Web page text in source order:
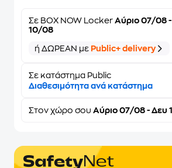
Σε BOX NOW Locker Αύριο 07/08
10/08
ή ΔΩΡΕΑΝ με Public+ delivery
Σε κατάστημα Public
Διαθεσιμότητα ανά κατάστημα
Στον χώρο σου Αύριο 07/08 - Δευ